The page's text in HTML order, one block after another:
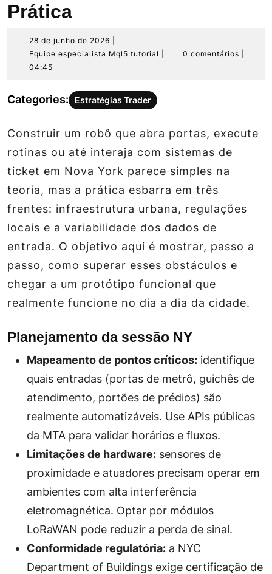
Prática
28 de junho de 2026
de
2026
Equipe especialista Mql5 tutorial
Equipe0 comentários
04:45
Categories: Estratégias Trader
Construir um robô que abra portas, execute
rotinas ou até interaja com sistemas de
ticket em Nova York parece simples na
teoria, mas a prática esbarra em três
frentes: infraestrutura urbana, regulações
locais e a variabilidade dos dados de
entrada. O objetivo aqui é mostrar, passo a
passo, como superar esses obstáculos e
chegar a um protótipo funcional que
realmente funcione no dia a dia da cidade.
Planejamento da sessão NY
Mapeamento de pontos críticos: identifique
quais entradas (portas de metrô, guichês de
atendimento, portões de prédios) são
realmente automatizáveis. Use APIs públicas
da MTA para validar horários e fluxos.
Limitações de hardware: sensores de
proximidade e atuadores precisam operar em
ambientes com alta interferência
eletromagnética. Optar por módulos
LoRaWAN pode reduzir a perda de sinal.
Conformidade regulatória: a NYC
Department of Buildings exige certificação de